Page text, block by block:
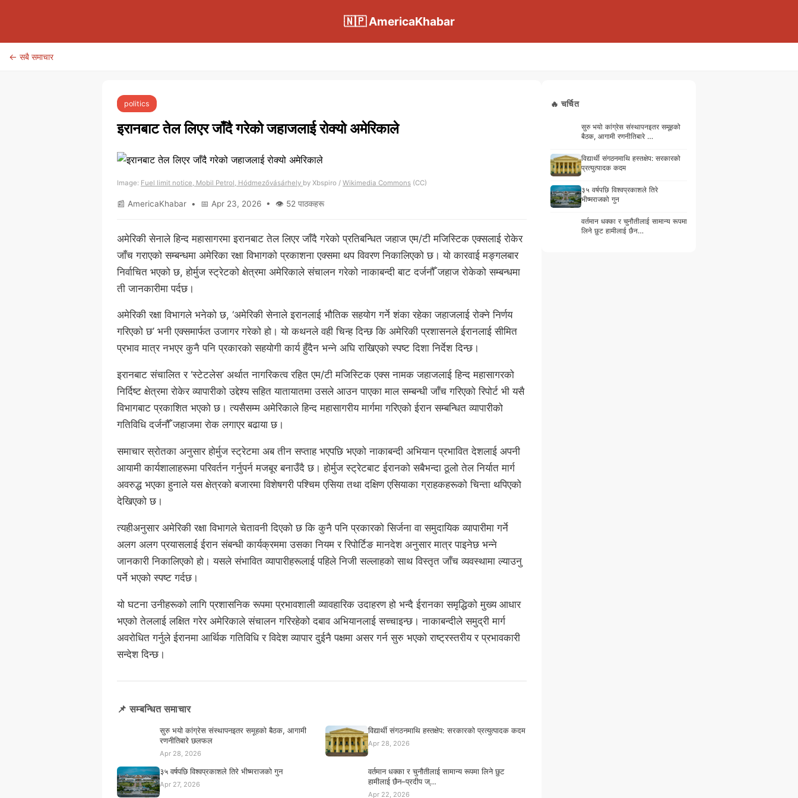
🇳🇵 AmericaKhabar
← सबै समाचार
politics
इरानबाट तेल लिएर जाँदै गरेको जहाजलाई रोक्यो अमेरिकाले
Image: Fuel limit notice, Mobil Petrol, Hódmezővásárhely by Xbspiro / Wikimedia Commons (CC)
📰 AmericaKhabar • 📅 Apr 23, 2026 • 👁 52 पाठकहरू
अमेरिकी सेनाले हिन्द महासागरमा इरानबाट तेल लिएर जाँदै गरेको प्रतिबन्धित जहाज एम/टी मजिस्टिक एक्सलाई रोकेर
जाँच गराएको सम्बन्धमा अमेरिका रक्षा विभागको प्रकाशना एक्समा थप विवरण निकालिएको छ। यो कारवाई मङ्गलबार
निर्वाचित भएको छ, होर्मुज स्ट्रेटको क्षेत्रमा अमेरिकाले संचालन गरेको नाकाबन्दी बाट दर्जनौँ जहाज रोकेको सम्बन्धमा
ती जानकारीमा पर्दछ।
अमेरिकी रक्षा विभागले भनेको छ, ‘अमेरिकी सेनाले इरानलाई भौतिक सहयोग गर्ने शंका रहेका जहाजलाई रोक्ने निर्णय
गरिएको छ’ भनी एक्समार्फत उजागर गरेको हो। यो कथनले वही चिन्ह दिन्छ कि अमेरिकी प्रशासनले ईरानलाई सीमित
प्रभाव मात्र नभएर कुनै पनि प्रकारको सहयोगी कार्य हुँदैन भन्ने अघि राखिएको स्पष्ट दिशा निर्देश दिन्छ।
इरानबाट संचालित र ‘स्टेटलेस’ अर्थात नागरिकत्व रहित एम/टी मजिस्टिक एक्स नामक जहाजलाई हिन्द महासागरको
निर्दिष्ट क्षेत्रमा रोकेर व्यापारीको उद्देश्य सहित यातायातमा उसले आउन पाएका माल सम्बन्धी जाँच गरिएको रिपोर्ट भी यसै
विभागबाट प्रकाशित भएको छ। त्यसैसम्म अमेरिकाले हिन्द महासागरीय मार्गमा गरिएको ईरान सम्बन्धित व्यापारीको
गतिविधि दर्जनौँ जहाजमा रोक लगाएर बढाया छ।
समाचार स्रोतका अनुसार होर्मुज स्ट्रेटमा अब तीन सप्ताह भएपछि भएको नाकाबन्दी अभियान प्रभावित देशलाई अपनी
आयामी कार्यशालाहरूमा परिवर्तन गर्नुपर्न मजबूर बनाउँदै छ। होर्मुज स्ट्रेटबाट ईरानको सबैभन्दा ठूलो तेल निर्यात मार्ग
अवरुद्ध भएका हुनाले यस क्षेत्रको बजारमा विशेषगरी पश्चिम एसिया तथा दक्षिण एसियाका ग्राहकहरूको चिन्ता थपिएको
देखिएको छ।
त्यहीअनुसार अमेरिकी रक्षा विभागले चेतावनी दिएको छ कि कुनै पनि प्रकारको सिर्जना वा समुदायिक व्यापारीमा गर्ने
अलग अलग प्रयासलाई ईरान संबन्धी कार्यक्रममा उसका नियम र रिपोर्टिङ मानदेश अनुसार मात्र पाइनेछ भन्ने
जानकारी निकालिएको हो। यसले संभावित व्यापारीहरूलाई पहिले निजी सल्लाहको साथ विस्तृत जाँच व्यवस्थामा ल्याउनु
पर्ने भएको स्पष्ट गर्दछ।
यो घटना उनीहरूको लागि प्रशासनिक रूपमा प्रभावशाली व्यावहारिक उदाहरण हो भन्दै ईरानका समृद्धिको मुख्य आधार
भएको तेललाई लक्षित गरेर अमेरिकाले संचालन गरिरहेको दबाव अभियानलाई सच्चाइन्छ। नाकाबन्दीले समुद्री मार्ग
अवरोधित गर्नुले ईरानमा आर्थिक गतिविधि र विदेश व्यापार दुईनै पक्षमा असर गर्न सुरु भएको राष्ट्रस्तरीय र प्रभावकारी
सन्देश दिन्छ।
📌 सम्बन्धित समाचार
सुरु भयो कांग्रेस संस्थापनइतर समूहको बैठक, आगामी
रणनीतिबारे छलफल
Apr 28, 2026
विद्यार्थी संगठनमाथि हस्तक्षेप: सरकारको प्रत्युत्पादक कदम
Apr 28, 2026
३५ वर्षपछि विश्वप्रकाशले तिरे भीष्मराजको गुन
Apr 27, 2026
वर्तमान धक्का र चुनौतीलाई सामान्य रूपमा लिने छुट
हामीलाई छैन–प्रदीप ज्…
Apr 22, 2026
🔥 चर्चित
सुरु भयो कांग्रेस संस्थापनइतर समूहको
बैठक, आगामी रणनीतिबारे …
विद्यार्थी संगठनमाथि हस्तक्षेप: सरकारको
प्रत्युत्पादक कदम
३५ वर्षपछि विश्वप्रकाशले तिरे
भीष्मराजको गुन
वर्तमान धक्का र चुनौतीलाई सामान्य रूपमा
लिने छुट हामीलाई छैन…